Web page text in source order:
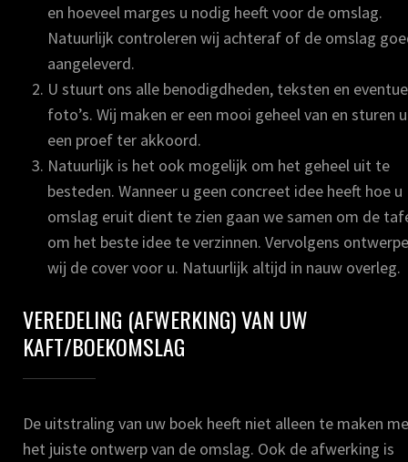
en hoeveel marges u nodig heeft voor de omslag.
Natuurlijk controleren wij achteraf of de omslag
aangeleverd.
U stuurt ons alle benodigdheden, teksten en
foto’s. Wij maken er een mooi geheel van en sturen u
een proef ter akkoord.
Natuurlijk is het ook mogelijk om het geheel uit te
besteden. Wanneer u geen concreet idee heeft hoe u
omslag eruit dient te zien gaan we samen om de
om het beste idee te verzinnen. Vervolgens
wij de cover voor u. Natuurlijk altijd in nauw overleg.
VEREDELING (AFWERKING) VAN UW
KAFT/BOEKOMSLAG
De uitstraling van uw boek heeft niet alleen te maken
het juiste ontwerp van de omslag. Ook de afwerking is